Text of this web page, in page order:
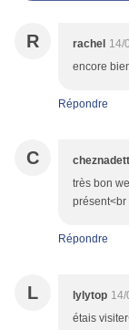
R rachel 14/
encore
Répondre
C
très bon
présent<br
Répondre
L lylytop
étais